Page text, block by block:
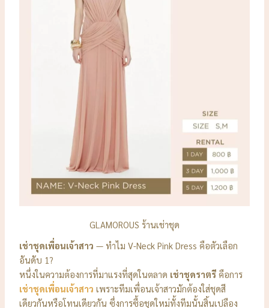
GLAMOROUS ร้านเช่าชุด
เช่าชุดเพื่อนเจ้าสาว — ทำไม V-Neck Pink Dress คือตัวเลือก
อันดับ 1?
หนึ่งในความต้องการที่มาแรงที่สุดในตลาด เช่าชุดราตรี คือการ
เช่าชุดเพื่อนเจ้าสาว เพราะทีมเพื่อนเจ้าสาวมักต้องใส่ชุดสี
เดียวกันหรือโทนเดียวกัน ซึ่งการซื้อชุดใหม่ทั้งทีมนั้นสิ้นเปลือง